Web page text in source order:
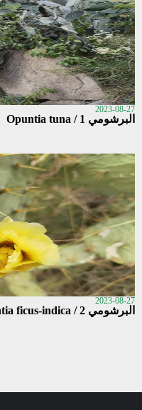
2023-08-27
البرشومي 1 / Opuntia tuna
2023-08-27
البرشومي 2 / Opuntia ficus-indica